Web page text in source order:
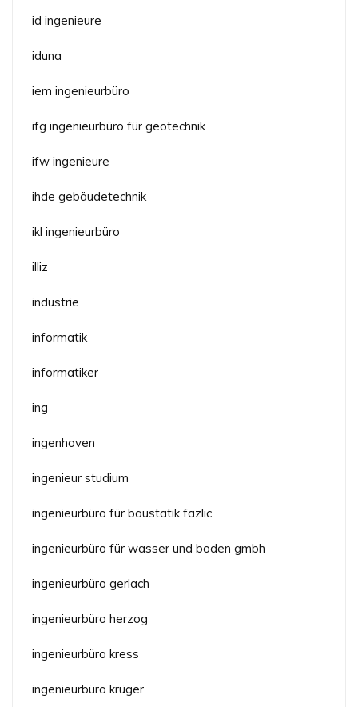
id ingenieure
iduna
iem ingenieurbüro
ifg ingenieurbüro für geotechnik
ifw ingenieure
ihde gebäudetechnik
ikl ingenieurbüro
illiz
industrie
informatik
informatiker
ing
ingenhoven
ingenieur studium
ingenieurbüro für baustatik fazlic
ingenieurbüro für wasser und boden gmbh
ingenieurbüro gerlach
ingenieurbüro herzog
ingenieurbüro kress
ingenieurbüro krüger